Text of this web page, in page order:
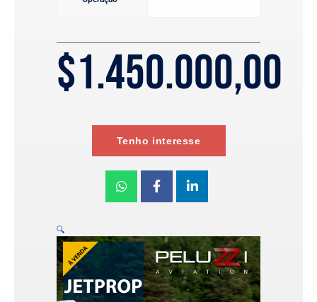
$1.450.000,00
Tenho interesse
🔍